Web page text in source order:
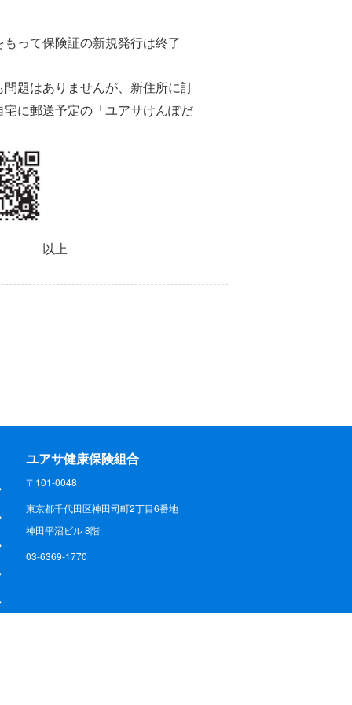
って保険証の新規発行は終了
題はありませんが、新住所に訂
に郵送予定の「ユアサけんぽだ
以上
ユアサ健康保険組合
〒101-0048
東京都千代田区神田司町2丁目6番地
神田平沼ビル 8階
03-6369-1770